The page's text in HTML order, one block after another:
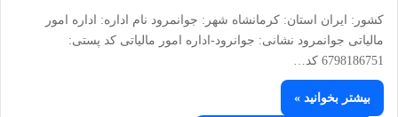
کشور: ایران استان: کرمانشاه شهر: جوانمرود نام اداره: اداره امور
مالیاتی جوانمرود نشانی: جوانرود-اداره امور مالیاتی کد پستی:
6798186751 کد…
بیشتر بخوانید »